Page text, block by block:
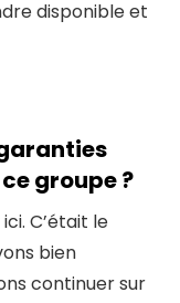
disponible et
groupe?
C’était le
bien
continuer sur